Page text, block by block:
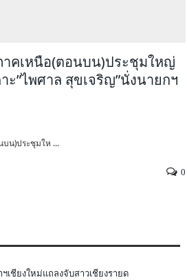
าคเหนือ(ตอนบน)ประชุมใหญ่
ะ”ไพศาล สุขเจริญ”นั่งนายกฯ
บน)ประชุมให ...
0
เชียงใหม่แถลงจับสาวเชียงรายด